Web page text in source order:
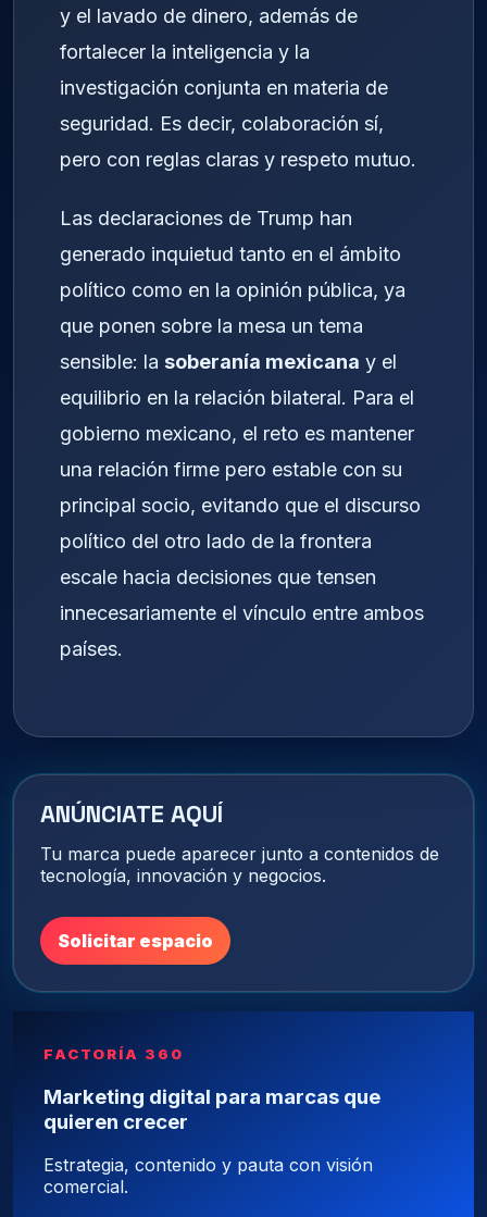
y el lavado de dinero, además de
fortalecer la inteligencia y la
investigación conjunta en materia de
seguridad. Es decir, colaboración sí,
pero con reglas claras y respeto mutuo.
Las declaraciones de Trump han
generado inquietud tanto en el ámbito
político como en la opinión pública, ya
que ponen sobre la mesa un tema
sensible: la soberanía mexicana y el
equilibrio en la relación bilateral. Para el
gobierno mexicano, el reto es mantener
una relación firme pero estable con su
principal socio, evitando que el discurso
político del otro lado de la frontera
escale hacia decisiones que tensen
innecesariamente el vínculo entre ambos
países.
ANÚNCIATE AQUÍ
Tu marca puede aparecer junto a contenidos de
tecnología, innovación y negocios.
Solicitar espacio
FACTORÍA 360
Marketing digital para marcas que
quieren crecer
Estrategia, contenido y pauta con visión
comercial.